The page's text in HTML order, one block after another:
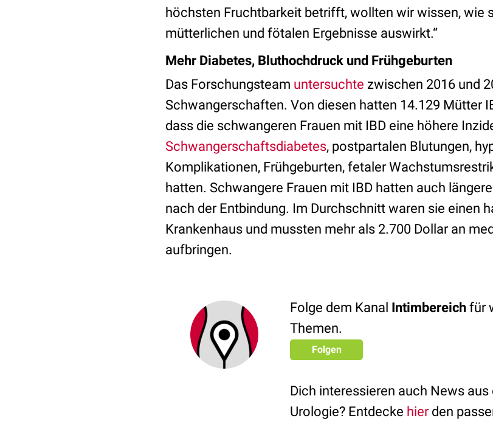
höchsten Fruchtbarkeit betrifft, wollten wir wissen, wie
mütterlichen und fötalen Ergebnisse auswirkt.“
Mehr Diabetes, Bluthochdruck und Frühgeburten
Das Forschungsteam untersuchte zwischen 2016 und
Schwangerschaften. Von diesen hatten 14.129 Mütter
dass die schwangeren Frauen mit IBD eine höhere
Schwangerschaftsdiabetes, postpartalen Blutungen,
Komplikationen, Frühgeburten, fetaler
hatten. Schwangere Frauen mit IBD hatten auch
nach der Entbindung. Im Durchschnitt waren sie einen
Krankenhaus und mussten mehr als 2.700 Dollar an
aufbringen.
Folge dem Kanal Intimbereich für
Themen.
Folgen
Dich interessieren auch News
Urologie? Entdecke hierden